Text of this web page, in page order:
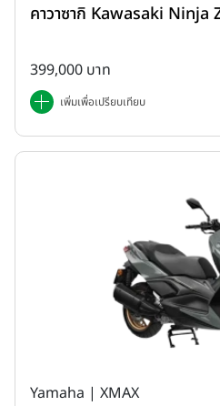
คาวาซากิ Kawasaki Ninja
399,000 บาท
เพิ่มเพื่อเปรียบเทียบ
Yamaha | XMAX